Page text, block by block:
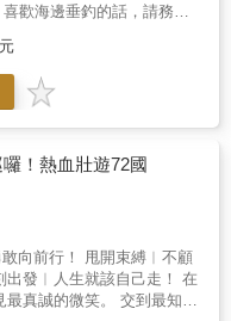
全拌入各地美食，唏
廣！ & 一樣有酒、
輔，從世界到家鄉，騎過
表的單車人生第四彈！
之旅才正要展開。作者初
楚了：我是非去不可的。
證明，那一個月是多麼豐厚
變了我的人生。」而這個
駐那傳說中能使人脫胎換
──芬德角，安安靜靜過著
志工，作者將其大半生閱
行間，閱讀本書，猶如在
者促膝長談，情感誠實真
。這不是一趟短暫的人生出
轉生命的覺醒，透過作者
元
！熱血壯遊72國
甩開束縛︱不顧